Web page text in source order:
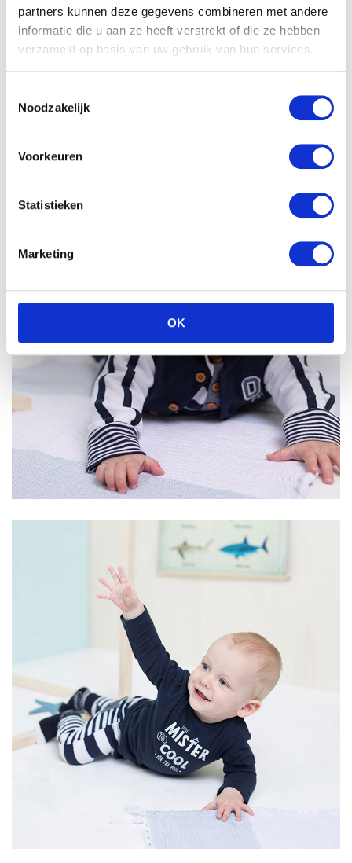
partners kunnen deze gegevens combineren met andere
informatie die u aan ze heeft verstrekt of die ze hebben
verzameld op basis van uw gebruik van hun services.
Noodzakelijk
Voorkeuren
Statistieken
Marketing
OK